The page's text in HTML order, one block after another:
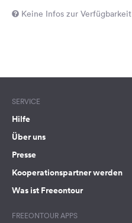
Keine Infos zur Verfügbarkeit
SERVICE
Hilfe
Über uns
Presse
Kooperationspartner werden
Was ist Freeontour
FREEONTOUR APPS